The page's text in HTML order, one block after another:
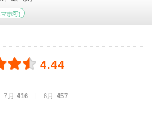
ホ可)
4.44
7月:416 | 6月:457